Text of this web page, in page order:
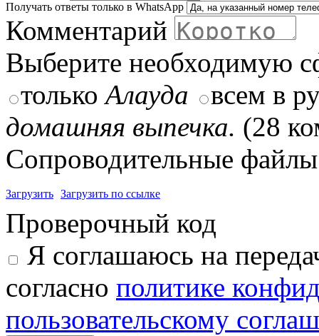
Получать ответы только в WhatsApp
Комментарий
Выберите необходимую
толькоАлауда
всем в
домашняя выпечка. (28
Сопроводительные
Загрузить Загрузить по ссылке
Проверочный код
Я соглашаюсь на
согласно политике
пользовательскому